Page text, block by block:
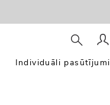
Individuāli pasūtījumi